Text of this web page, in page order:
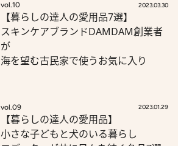
vol.10 2023.03.30
【暮らしの達人の愛用品7選】
スキンケアブランドDAMDAM創業者
が
海を望む古民家で使うお気に入り
vol.09 2023.01.29
【暮らしの達人の愛用品】
小さな子どもと犬のいる暮らし